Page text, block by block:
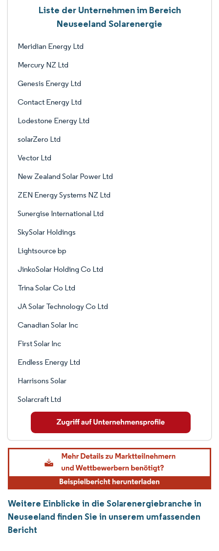
Liste der Unternehmen im Bereich
Neuseeland Solarenergie
Meridian Energy Ltd
Mercury NZ Ltd
Genesis Energy Ltd
Contact Energy Ltd
Lodestone Energy Ltd
solarZero Ltd
Vector Ltd
New Zealand Solar Power Ltd
ZEN Energy Systems NZ Ltd
Sunergise International Ltd
SkySolar Holdings
Lightsource bp
JinkoSolar Holding Co Ltd
Trina Solar Co Ltd
JA Solar Technology Co Ltd
Canadian Solar Inc
First Solar Inc
Endless Energy Ltd
Harrisons Solar
Solarcraft Ltd
Weitere Einblicke in die Solarenergiebranche in
Neuseeland finden Sie in unserem umfassenden
Bericht